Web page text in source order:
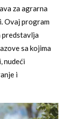
za agrarna
Ovaj program
predstavlja
sa kojima
nudeći
i